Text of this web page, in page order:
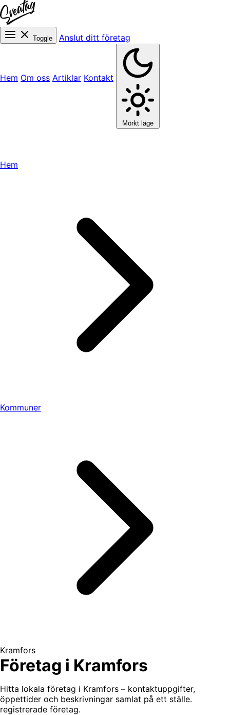
Toggle Anslut ditt företag
Hem Om oss Artiklar Kontakt
Mörkt läge
Hem
Kommuner
Kramfors
Företag i Kramfors
Hitta lokala företag i Kramfors – kontaktuppgifter,
öppettider och beskrivningar samlat på ett ställe.
registrerade företag.